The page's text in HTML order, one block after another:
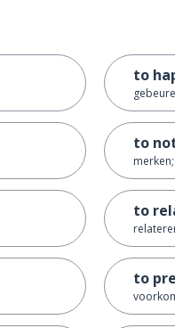
to
to
to
to